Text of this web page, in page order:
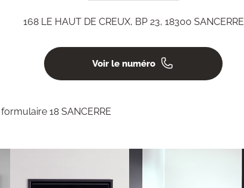
168 LE HAUT DE CREUX, BP 23, 18300 SANCERRE
Voir le numéro